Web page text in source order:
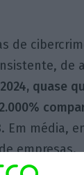
de
de
quase
Em média,
empresas.